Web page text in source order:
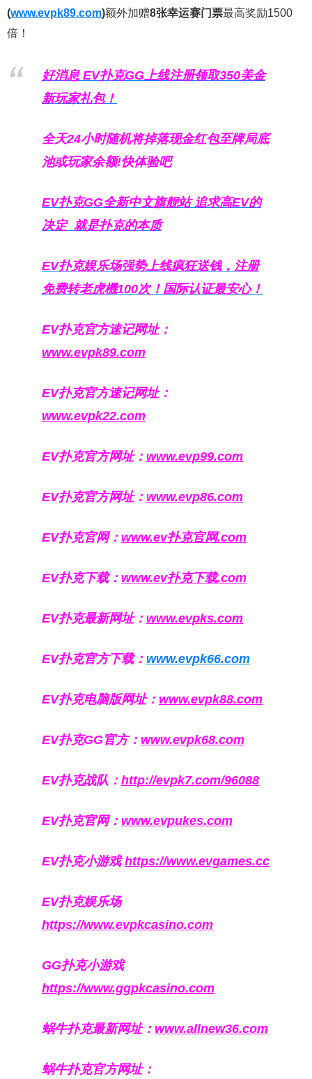
(www.evpk89.com)额外加赠8张幸运赛门票最高奖励1500
倍！
好消息 EV扑克GG上线注册领取350美金
新玩家礼包！
全天24小时随机将掉落现金红包至牌局底
池或玩家余额!快体验吧
EV扑克GG全新中文旗舰站追求高EV的
决定 就是扑克的本质
EV扑克娱乐场强势上线疯狂送钱，注册
免费转老虎機100次！国际认证最安心！
EV扑克官方速记网址：
www.evpk89.com
EV扑克官方速记网址：
www.evpk22.com
EV扑克官方网址： www.evp99.com
EV扑克官方网址： www.evp86.com
EV扑克官网： www.ev扑克官网.com
EV扑克下载： www.ev扑克下载.com
EV扑克最新网址： www.evpks.com
EV扑克官方下载： www.evpk66.com
EV扑克电脑版网址： www.evpk88.com
EV扑克GG官方： www.evpk68.com
EV扑克战队： http://evpk7.com/96088
EV扑克官网： www.evpukes.com
EV扑克小游戏https://www.evgames.cc
EV扑克娱乐场
https://www.evpkcasino.com
GG扑克小游戏
https://www.ggpkcasino.com
蜗牛扑克最新网址： www.allnew36.com
蜗牛扑克官方网址：